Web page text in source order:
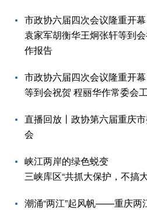
市政协六届四次会议隆重开幕
袁家军胡衡华王炯张轩等到
作报告
市政协六届四次会议隆重开
等到会祝贺 程丽华作常委会
直播回放丨政协第六届重庆
会
峡江两岸的绿色蜕变
三峡库区“共抓大保护，不搞
潮涌“两江”起风帆——重庆两